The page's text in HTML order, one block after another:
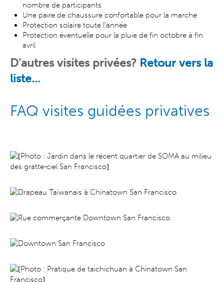
nombre de participants
Une paire de chaussure confortable pour la marche
Protection solaire toute l’année
Protection éventuelle pour la pluie de fin octobre à fin
avril
D'autres visites privées? Retour vers la
liste...
FAQ visites guidées privatives